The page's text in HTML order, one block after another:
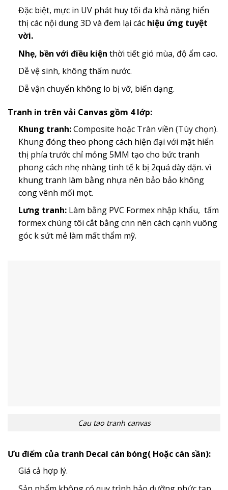
Đặc biệt, mực in UV phát huy tối đa khả năng hiển
thị các nội dung 3D và đem lại các hiệu ứng tuyệt
vời.
Nhẹ, bền với điều kiện thời tiết gió mùa, độ ẩm cao.
Dễ vệ sinh, không thấm nước.
Dễ vận chuyển không lo bị vỡ, biến dạng.
Tranh in trên vải Canvas gồm 4 lớp:
Khung tranh:Composite hoặc Tràn viền (Tùy chọn).
Khung đóng theo phong cách hiện đại với mặt hiển
thị phía trước chỉ mỏng 5MM tạo cho bức tranh
phong cách nhẹ nhàng tinh tế k bị 2quá dày dặn. vì
khung tranh làm bằng nhựa nên bảo bảo không
cong vênh mối mọt.
Lưng tranh:Làm bằng PVC Formex nhập khẩu, tấm
formex chúng tôi cắt bằng cnn nên cách cạnh vuông
góc k sứt mẻ làm mất thẩm mỹ.
Cau tao tranh canvas
Ưu điểm của tranh Decal cán bóng( Hoặc cán sần):
Giá cả hợp lý.